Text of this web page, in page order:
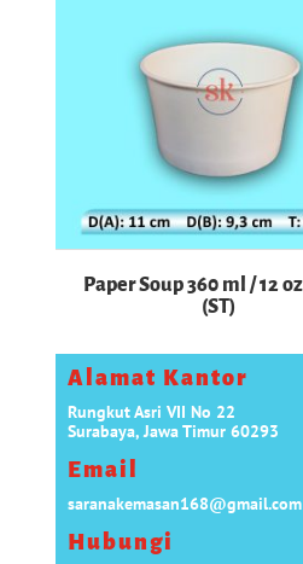
Paper Soup 360 ml / 12 oz Polos
Alamat Kantor
Rungkut Asri VII No 22
Surabaya, Jawa Timur 60293
Email
saranakemasan168@gmail.com
Hubungi